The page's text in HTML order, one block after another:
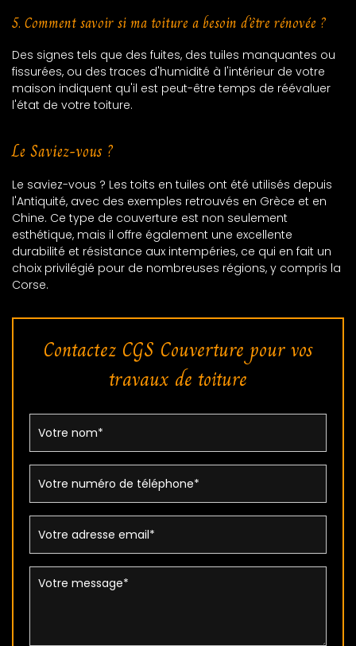
5. Comment savoir si ma toiture a besoin d’être rénovée ?
Des signes tels que des fuites, des tuiles manquantes ou
fissurées, ou des traces d'humidité à l'intérieur de votre
maison indiquent qu'il est peut-être temps de réévaluer
l'état de votre toiture.
Le Saviez-vous ?
Le saviez-vous ? Les toits en tuiles ont été utilisés depuis
l'Antiquité, avec des exemples retrouvés en Grèce et en
Chine. Ce type de couverture est non seulement
esthétique, mais il offre également une excellente
durabilité et résistance aux intempéries, ce qui en fait un
choix privilégié pour de nombreuses régions, y compris la
Corse.
Contactez CGS Couverture pour vos
travaux de toiture